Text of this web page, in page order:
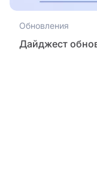
Обновления
Дайджест